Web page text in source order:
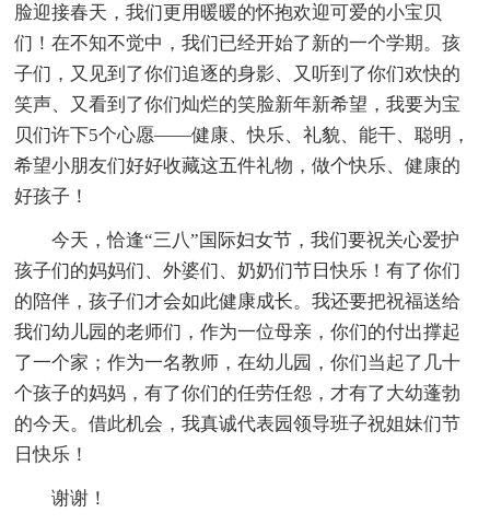
脸迎接春天，我们更用暖暖的怀抱欢迎可爱的小宝贝
们！在不知不觉中，我们已经开始了新的一个学期。孩
子们，又见到了你们追逐的身影、又听到了你们欢快的
笑声、又看到了你们灿烂的笑脸新年新希望，我要为宝
贝们许下5个心愿——健康、快乐、礼貌、能干、聪明，
希望小朋友们好好收藏这五件礼物，做个快乐、健康的
好孩子！
今天，恰逢“三八”国际妇女节，我们要祝关心爱护
孩子们的妈妈们、外婆们、奶奶们节日快乐！有了你们
的陪伴，孩子们才会如此健康成长。我还要把祝福送给
我们幼儿园的老师们，作为一位母亲，你们的付出撑起
了一个家；作为一名教师，在幼儿园，你们当起了几十
个孩子的妈妈，有了你们的任劳任怨，才有了大幼蓬勃
的今天。借此机会，我真诚代表园领导班子祝姐妹们节
日快乐！
谢谢！